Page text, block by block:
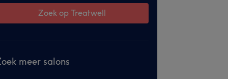
Zoek op Treatwell
meer salons